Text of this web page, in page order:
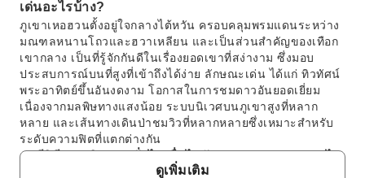
เด่นอะไรบ้าง?
ภูเขาเหอฮวนตั้งอยู่ใจกลางไต้หวัน ครอบคลุมพรมแดนระหว่าง
มณฑลหนานโถวและฮวาเหลียน และเป็นส่วนสำคัญของเทือก
เขากลาง เป็นที่รู้จักกันดีในเรื่องยอดเขาที่สง่างาม ซึ่งมอบ
ประสบการณ์บนที่สูงที่เข้าถึงได้ง่าย ลักษณะเด่น ได้แก่ ทิวทัศน์
พระอาทิตย์ขึ้นอันงดงาม โอกาสในการชมดาวอันยอดเยี่ยม
เนื่องจากมลพิษทางแสงน้อย ระบบนิเวศบนภูเขาสูงที่หลาก
หลาย และเส้นทางเดินป่าชมวิวที่หลากหลายซึ่งเหมาะสำหรับ
ระดับความฟิตที่แตกต่างกัน
3. มีวิธีการเดินทางทั่วไปเพื่อไปยังภูเขาเหอฮวนอย่างไร
ดูเพิ่มเติม